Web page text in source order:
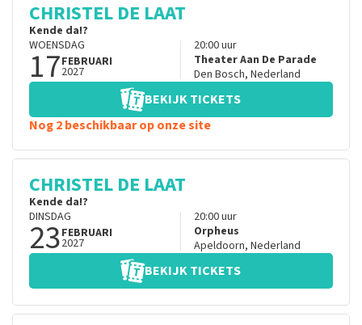
CHRISTEL DE LAAT
Kende da!?
WOENSDAG
17FEBRUARI
2027
20:00uur
Theater Aan De Parade
Den Bosch, Nederland
BEKIJK TICKETS
Nog 2 beschikbaar op onze site
CHRISTEL DE LAAT
Kende da!?
DINSDAG
23FEBRUARI
2027
20:00uur
Orpheus
Apeldoorn, Nederland
BEKIJK TICKETS